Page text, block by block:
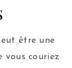
être une
vous couriez